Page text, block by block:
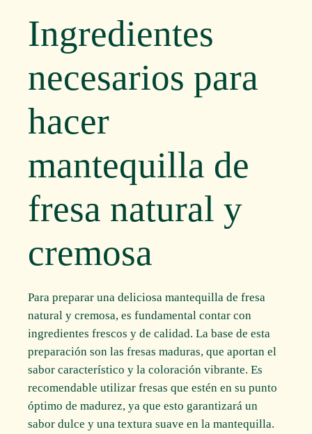
Ingredientes
necesarios para
hacer
mantequilla de
fresa natural y
cremosa
Para preparar una deliciosa mantequilla de fresa
natural y cremosa, es fundamental contar con
ingredientes frescos y de calidad. La base de esta
preparación son las fresas maduras, que aportan el
sabor característico y la coloración vibrante. Es
recomendable utilizar fresas que estén en su punto
óptimo de madurez, ya que esto garantizará un
sabor dulce y una textura suave en la mantequilla.